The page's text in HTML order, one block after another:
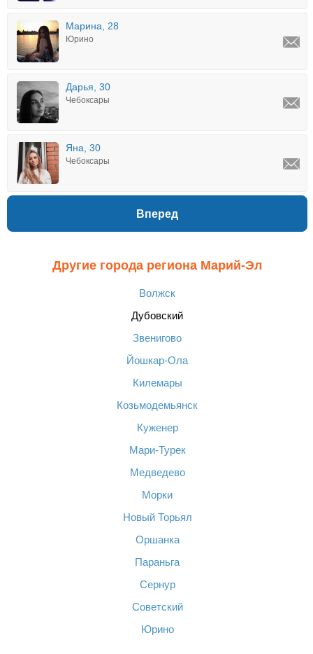
Марина, 28
Юрино
Дарья, 30
Чебоксары
Яна, 30
Чебоксары
Вперед
Другие города региона Марий-Эл
Волжск
Дубовский
Звенигово
Йошкар-Ола
Килемары
Козьмодемьянск
Куженер
Мари-Турек
Медведево
Морки
Новый Торьял
Оршанка
Параньга
Сернур
Советский
Юрино